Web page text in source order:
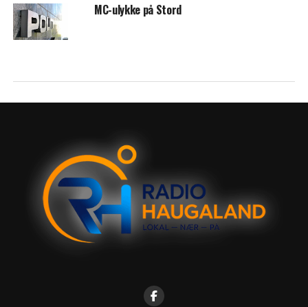
MC-ulykke på Stord